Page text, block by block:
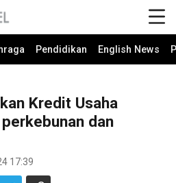
Pendidikan English News
Kredit Usaha
dan
17:39